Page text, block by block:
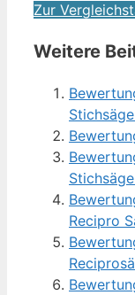
Zur
Weitere
Recipro